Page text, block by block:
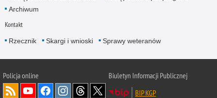
Archiwum
Kontakt
Rzecznik Skargi i wnioski Sprawy weteranów
Policjaonline
Biuletyn Informacji Publicznej
BIP KGP